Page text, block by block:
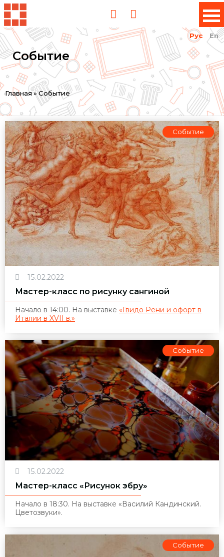
Рус En
Событие
Вы
здесь
Главная»Событие
Событие
15.02.2022
Мастер-класс по рисунку сангиной
Начало в 14:00. На выставке «Гвидо Рени и офорт в
Италии в XVII в.»
Событие
15.02.2022
Мастер-класс «Рисунок эбру»
Начало в 18:30. На выставке «Василий Кандинский.
Цветозвуки».
Событие